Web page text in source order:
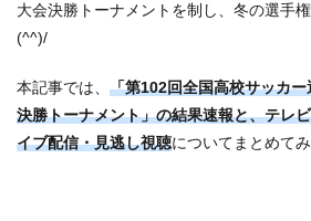
大会決勝トーナメントを制し、冬の選手
(^^)/
本記事では、 「第102回全国高校サッカ
決勝トーナメント」の結果速報と、テレ
イブ配信・見逃し視聴についてまとめてみ